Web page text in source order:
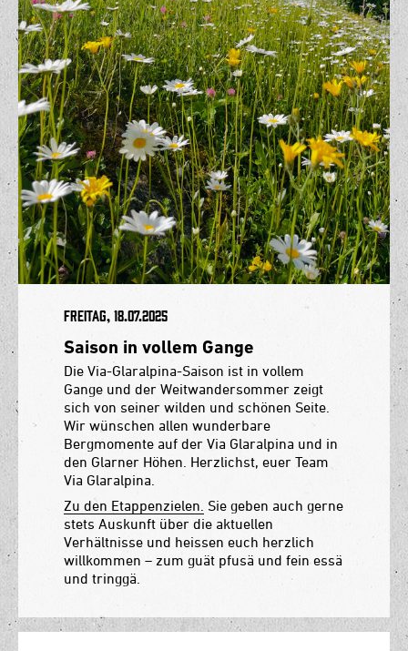
Freitag, 18.07.2025
Saison in vollem Gange
Die Via-Glaralpina-Saison ist in vollem
Gange und der Weitwandersommer zeigt
sich von seiner wilden und schönen Seite.
Wir wünschen allen wunderbare
Bergmomente auf der Via Glaralpina und in
den Glarner Höhen. Herzlichst, euer Team
Via Glaralpina.
Zu den Etappenzielen. Sie geben auch gerne
stets Auskunft über die aktuellen
Verhältnisse und heissen euch herzlich
willkommen – zum guät pfusä und fein essä
und tringgä.